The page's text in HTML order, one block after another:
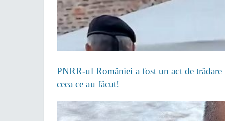
PNRR-ul României a fost un act de
ceea ce au făcut!